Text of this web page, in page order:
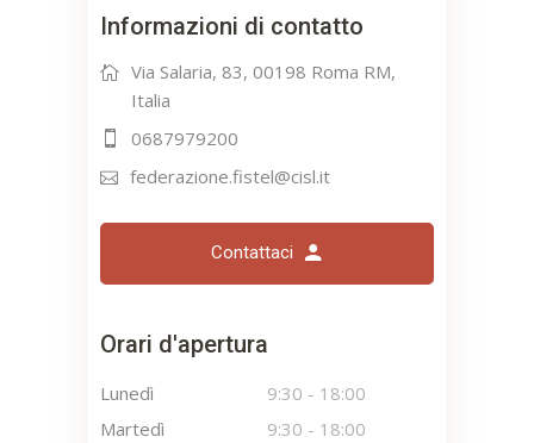
Informazioni di contatto
Via Salaria, 83, 00198 Roma RM,
Italia
0687979200
federazione.fistel@cisl.it
Contattaci
Orari d'apertura
Lunedì 9:30 - 18:00
Martedì
9:30 - 18:00